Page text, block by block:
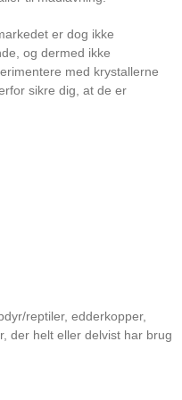
er dog ikke
og dermed ikke
med krystallerne
sikre dig, at de er
reptiler, edderkopper,
der helt eller delvist har brug